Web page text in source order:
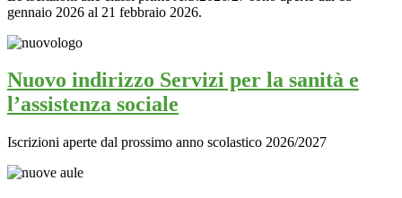
gennaio 2026 al 21 febbraio 2026.
Nuovo indirizzo Servizi per la sanità e
l’assistenza sociale
Iscrizioni aperte dal prossimo anno scolastico 2026/2027